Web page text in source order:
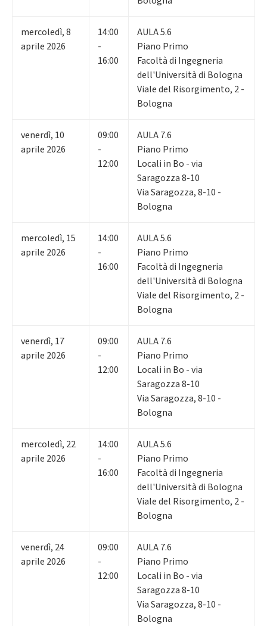
mercoledì,8
aprile 2026
14:00
-
16:00
AULA 5.6
Piano Primo
Facoltà di Ingegneria
dell'Università di Bologna
Viale del Risorgimento, 2 -
Bologna
venerdì, 10
aprile 2026
09:00
-
12:00
AULA 7.6
Piano Primo
Locali in Bo - via
Saragozza 8-10
Via Saragozza, 8-10 -
Bologna
mercoledì, 15
aprile 2026
14:00
-
16:00
AULA 5.6
Piano Primo
Facoltà di Ingegneria
dell'Università di Bologna
Viale del Risorgimento, 2 -
Bologna
venerdì, 17
aprile 2026
09:00
-
12:00
AULA 7.6
Piano Primo
Locali in Bo - via
Saragozza 8-10
Via Saragozza, 8-10 -
Bologna
mercoledì, 22
aprile 2026
14:00
-
16:00
AULA 5.6
Piano Primo
Facoltà di Ingegneria
dell'Università di Bologna
Viale del Risorgimento, 2 -
Bologna
venerdì, 24
aprile 2026
09:00
-
12:00
AULA 7.6
Piano Primo
Locali in Bo - via
Saragozza 8-10
Via Saragozza, 8-10 -
Bologna